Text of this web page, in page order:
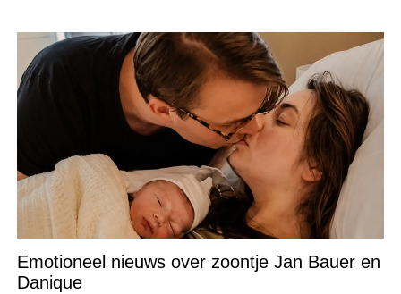
Emotioneel nieuws over zoontje Jan Bauer en
Danique